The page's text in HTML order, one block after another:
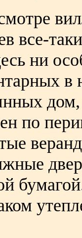
все-
ни
по